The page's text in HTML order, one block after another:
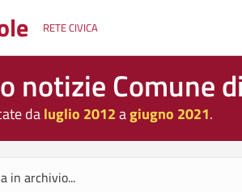
RETE CIVICA
notizie Comune
daluglio 2012agiugno 2021.